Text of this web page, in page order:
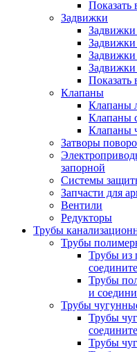
Показать
Задвижки
Задвижки
Показать
Клапаны
Клапаны
Клапаны
Клапаны
Затворы
запорной
Системы
Запчасти для
Вентили
Редукторы
Трубы
Трубы
Трубы
Трубы
и
Трубы
Трубы
Трубы